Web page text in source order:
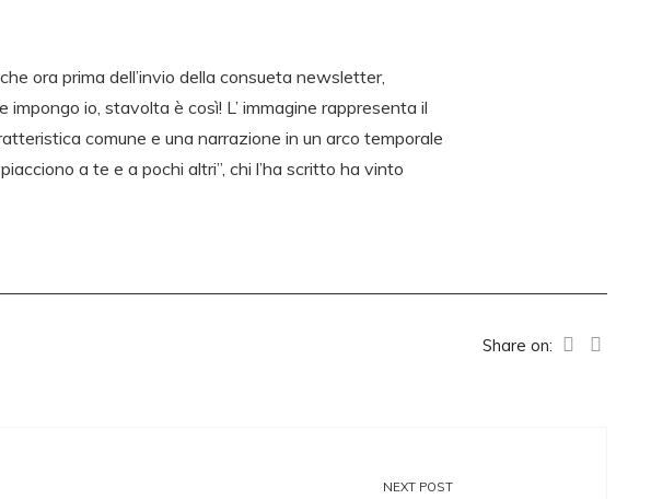
ora prima dell’invio della consueta newsletter,
io, stavolta è così! L’ immagine rappresenta il
comune e una narrazione in un arco temporale
a te e a pochi altri”, chi l’ha scritto ha vinto
Share on:
NEXT POST